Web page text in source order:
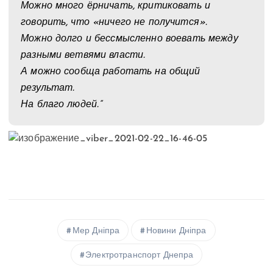
Можно много ёрничать, критиковать и
говорить, что «ничего не получится».
Можно долго и бессмысленно воевать между
разными ветвями власти.
А можно сообща работать на общий
результат.
На благо людей.”
Мер Дніпра Новини Дніпра
Электротранспорт Днепра